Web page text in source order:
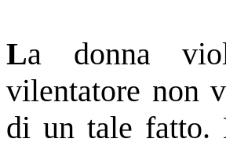
La donna
vilentatore non
di un tale fatto.